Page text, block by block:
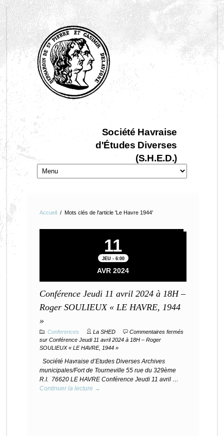
Société Havraise
d'Études Diverses
(S.H.E.D.)
Accueil / Mots clés de l'article 'Le Havre 1944'
11
JEU - 6:00
AVR 2024
Conférence Jeudi 11 avril 2024 à 18H –
Roger SOULIEUX « LE HAVRE, 1944
»
Conferences La SHED
Commentaires fermés
sur Conférence Jeudi 11 avril 2024 à 18H – Roger
SOULIEUX « LE HAVRE, 1944 »
Société Havraise d’Etudes Diverses Archives
municipales/Fort de Tourneville 55 rue du 329ème
R.I. 76620 LE HAVRE Conférence Jeudi 11 avril …
Continuer la lecture →